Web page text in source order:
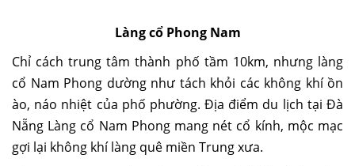
Làng cổ Phong Nam
Chỉ cách trung tâm thành phố tầm 10km, nhưng làng
cổ Nam Phong dường như tách khỏi các không khí ồn
ào, náo nhiệt của phố phường. Địa điểm du lịch tại Đà
Nẵng Làng cổ Nam Phong mang nét cổ kính, mộc mạc
gợi lại không khí làng quê miền Trung xưa.